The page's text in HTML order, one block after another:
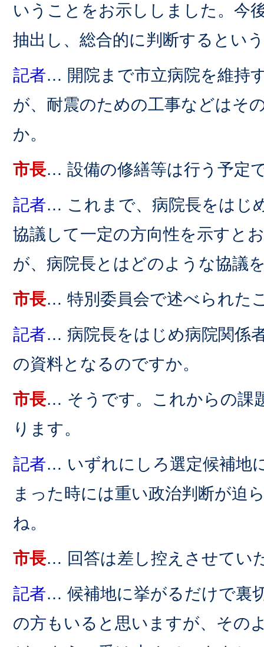
いうことをお示ししました。今
抽出し、総合的に判断するとい
記者… 開院まで市立病院を維持
が、耐震のための工事などはそ
か。
市長… 設備の修繕等は行う予定
記者… これまで、病院長をはじ
協議して一定の方向性を示すと
が、病院長とはどのような協議
市長… 特別委員会で述べられた
記者… 病院長をはじめ病院関係
の資料となるのですか。
市長… そうです。これからの課
ります。
記者… いずれにしろ選定候補地
まった時には重い政治判断が迫
ね。
市長… 回答は差し控えさせてい
記者… 候補地に挙がるだけで裏
の方もいると思いますが、その